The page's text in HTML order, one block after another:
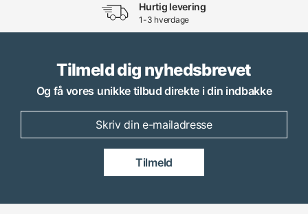
Hurtig levering
1-3 hverdage
Tilmeld dig nyhedsbrevet
Og få vores unikke tilbud direkte i din indbakke
Tilmeld